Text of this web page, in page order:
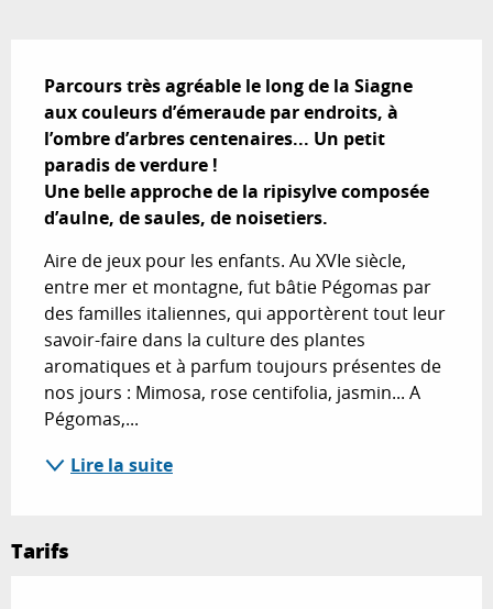
Parcours très agréable le long de la Siagne
aux couleurs d’émeraude par endroits, à
l’ombre d’arbres centenaires... Un petit
paradis de verdure !
Une belle approche de la ripisylve composée
d’aulne, de saules, de noisetiers.
Aire de jeux pour les enfants. Au XVIe siècle,
entre mer et montagne, fut bâtie Pégomas par
des familles italiennes, qui apportèrent tout leur
savoir-faire dans la culture des plantes
aromatiques et à parfum toujours présentes de
nos jours : Mimosa, rose centifolia, jasmin... A
Pégomas,...
Lire la suite
Tarifs